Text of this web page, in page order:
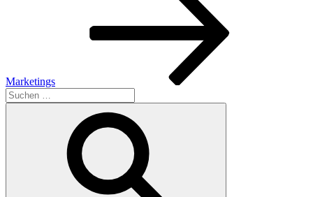
Marketings
Suchen
nach: